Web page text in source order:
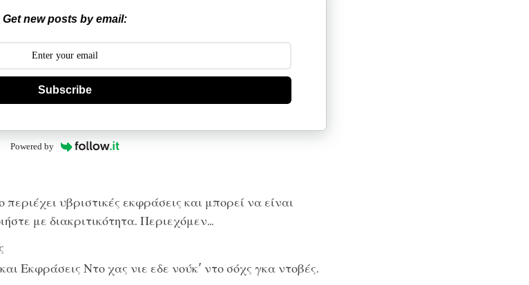
Get new posts by email:
Subscribe
Powered by
υβριστικές εκφράσεις και μπορεί να είναι
με διακριτικότητα. Περιεχόμεν...
Εκφράσεις Ντο χας νιε εδε νούκ' ντο σόχς γκα ντοβές.